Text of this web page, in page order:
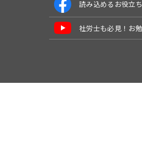
読み込めるお役立
社労士も必見！お